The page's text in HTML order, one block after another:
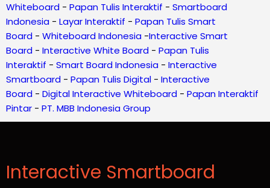
Whiteboard - Papan Tulis Interaktif - Smartboard
Indonesia - Layar Interaktif - Papan Tulis Smart
Board - Whiteboard Indonesia -Interactive Smart
Board - Interactive White Board - Papan Tulis
Interaktif - Smart Board Indonesia - Interactive
Smartboard - Papan Tulis Digital - Interactive
Board - Digital Interactive Whiteboard - Papan Interaktif
Pintar - PT. MBB Indonesia Group
Interactive Smartboard